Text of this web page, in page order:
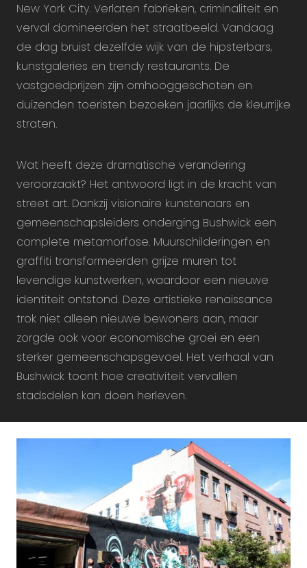
New York City. Verlaten fabrieken, criminaliteit en
verval domineerden het straatbeeld. Vandaag
de dag bruist dezelfde wijk van de hipsterbars,
kunstgaleries en trendy restaurants. De
vastgoedprijzen zijn omhooggeschoten en
duizenden toeristen bezoeken jaarlijks de kleurrijke
straten.
Wat heeft deze dramatische verandering
veroorzaakt? Het antwoord ligt in de kracht van
street art. Dankzij visionaire kunstenaars en
gemeenschapsleiders onderging Bushwick een
complete metamorfose. Muurschilderingen en
graffiti transformeerden grijze muren tot
levendige kunstwerken, waardoor een nieuwe
identiteit ontstond. Deze artistieke renaissance
trok niet alleen nieuwe bewoners aan, maar
zorgde ook voor economische groei en een
sterker gemeenschapsgevoel. Het verhaal van
Bushwick toont hoe creativiteit vervallen
stadsdelen kan doen herleven.